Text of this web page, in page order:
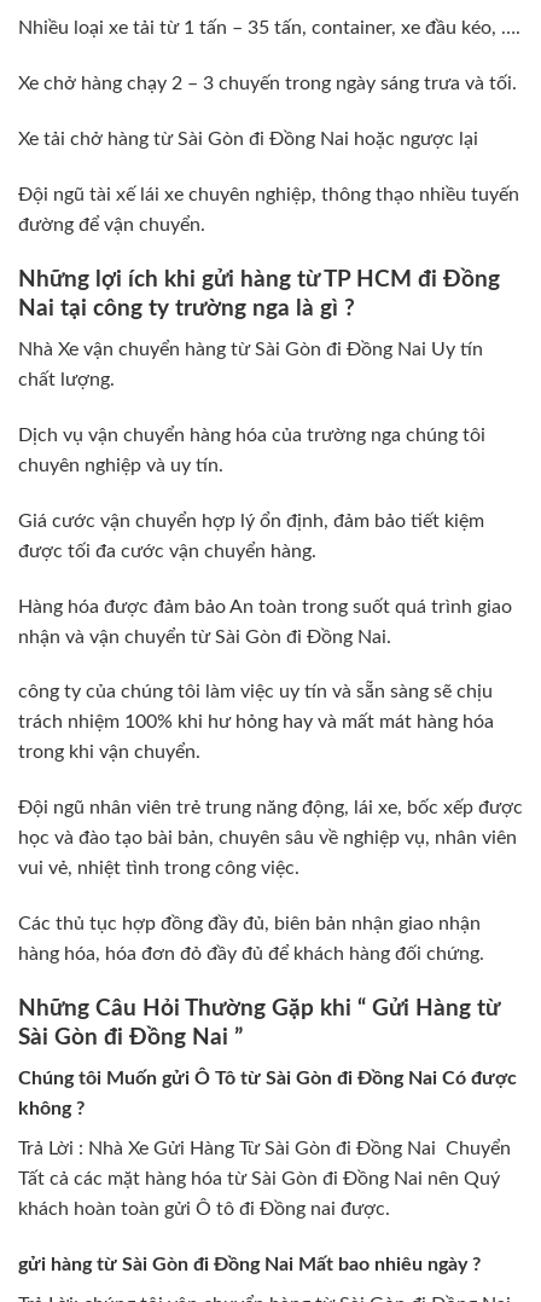
Nhiều loại xe tải từ 1 tấn – 35 tấn, container, xe đầu kéo, ….
Xe chở hàng chạy 2 – 3 chuyến trong ngày sáng trưa và tối.
Xe tải chở hàng từ Sài Gòn đi Đồng Nai hoặc ngược lại
Đội ngũ tài xế lái xe chuyên nghiệp, thông thạo nhiều tuyến
đường để vận chuyển.
Những lợi ích khi gửi hàng từ TP HCM đi Đồng
Nai tại công ty trường nga là gì ?
Nhà Xe vận chuyển hàng từ Sài Gòn đi Đồng Nai Uy tín
chất lượng.
Dịch vụ vận chuyển hàng hóa của trường nga chúng tôi
chuyên nghiệp và uy tín.
Giá cước vận chuyển hợp lý ổn định, đảm bảo tiết kiệm
được tối đa cước vận chuyển hàng.
Hàng hóa được đảm bảo An toàn trong suốt quá trình giao
nhận và vận chuyển từ Sài Gòn đi Đồng Nai.
công ty của chúng tôi làm việc uy tín và sẵn sàng sẽ chịu
trách nhiệm 100% khi hư hỏng hay và mất mát hàng hóa
trong khi vận chuyển.
Đội ngũ nhân viên trẻ trung năng động, lái xe, bốc xếp được
học và đào tạo bài bản, chuyên sâu về nghiệp vụ, nhân viên
vui vẻ, nhiệt tình trong công việc.
Các thủ tục hợp đồng đầy đủ, biên bản nhận giao nhận
hàng hóa, hóa đơn đỏ đầy đủ để khách hàng đối chứng.
Những Câu Hỏi Thường Gặp khi “ Gửi Hàng từ
Sài Gòn đi Đồng Nai ”
Chúng tôi Muốn gửi Ô Tô từ Sài Gòn đi Đồng Nai Có được
không ?
Trả Lời : Nhà Xe Gửi Hàng Từ Sài Gòn đi Đồng Nai Chuyển
Tất cả các mặt hàng hóa từ Sài Gòn đi Đồng Nai nên Quý
khách hoàn toàn gửi Ô tô đi Đồng nai được.
gửi hàng từ Sài Gòn đi Đồng Nai Mất bao nhiêu ngày ?